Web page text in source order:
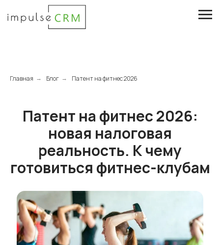
Главная → Блог → Патент на фитнес 2026
Патент на фитнес 2026:
новая налоговая
реальность. К чему
готовиться фитнес-клубам